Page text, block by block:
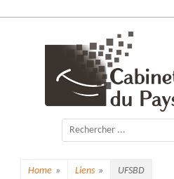
Search
for:
Home » Liens » UFSBD